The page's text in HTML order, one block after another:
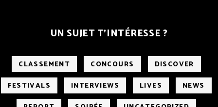
UN SUJET T’INTÉRESSE ?
CLASSEMENT CONCOURS
DISCOVER
FESTIVALS
INTERVIEWS LIVES
NEWS